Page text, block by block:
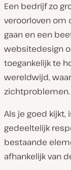
Een bedrijf zo
veroorloven om
gaan en een
websitedesign
toegankelijk te
wereldwijd,
zichtproblemen.
Als je goed
gedeeltelijk
bestaande
afhankelijk van